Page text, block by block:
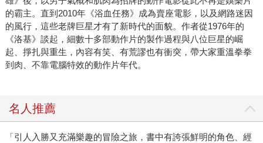
的霸主。直到2010年《浴血任務》成為賣座電影，以及網路迷因
的風行，這些老牌巨星才有了新時代的面貌。作者從1976年的
《洛基》談起，細數十多部動作片的製作過程與八位巨星的崛
起、掙扎與重生，內容有笑、有荒謬也有衝突，帶大家重溫拳拳
到肉、不靠電腦特效的動作片年代。
名人推薦
「引人入勝又充滿樂趣的冒險之旅，書中有誇張鮮明的角色、經